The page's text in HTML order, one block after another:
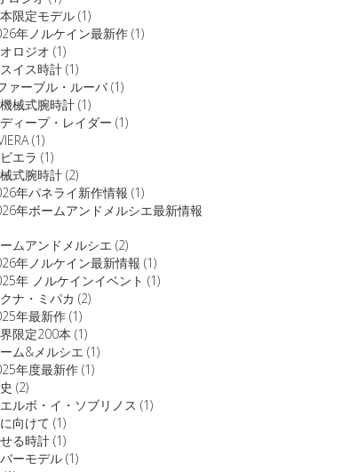
限定モデル (1)
年ノルケイン最新作 (1)
ロジオ (1)
イス時計 (1)
ァーブル・ルーバ(1)
械式腕時計 (1)
ィープ・レイダー (1)
(1)
エラ (1)
式腕時計 (2)
年パネライ新作情報 (1)
年ボームアンドメルシエ最新情報
ムアンドメルシエ (2)
年ノルケイン最新情報 (1)
年 ノルケインイベント (1)
ナ・ミパカ (2)
年最新作 (1)
限定200本 (1)
ム&メルシエ (1)
年度最新作 (1)
(2)
ルボ・イ・ソブリノス (1)
向けて (1)
る時計 (1)
ーモデル (1)